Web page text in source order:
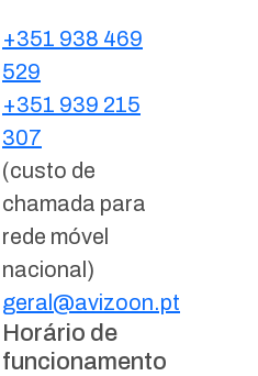
+351 938 469
529
+351 939 215
307
(custo de
chamada para
rede móvel
nacional)
geral@avizoon.pt
Horário de
funcionamento